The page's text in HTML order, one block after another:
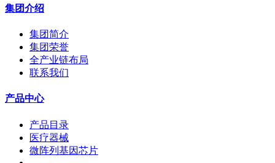
集团介绍
集团简介
集团荣誉
全产业链布局
联系我们
产品中心
产品目录
医疗器械
微阵列基因芯片